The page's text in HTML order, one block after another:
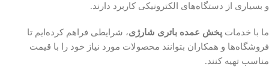
و بسیاری از دستگاه‌های الکترونیکی کاربرد دارند.
ما با خدمات پخش عمده باتری شارژی، شرایطی فراهم کرده‌ایم تا
فروشگاه‌ها و همکاران بتوانند محصولات مورد نیاز خود را با قیمت
مناسب تهیه کنند.